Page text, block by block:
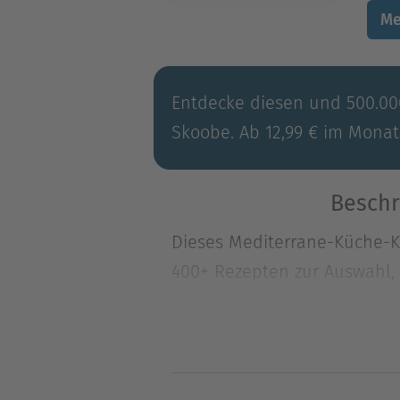
Entdecke diesen und
Skoobe. Ab 12,99 € im
Dieses Mediterrane-
400+ Rezepten zur
400+ Rezepten zur